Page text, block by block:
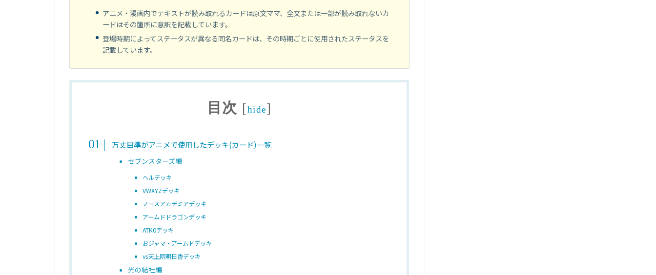
アニメ・漫画内でテキストが読み取れるカードは原文ママ、全文または一部が読み取れないカ
ードはその箇所に意訳を記載しています。
登場時期によってステータスが異なる同名カードは、その時期ごとに使用されたステータスを
記載しています。
目次 [hide]
万丈目準がアニメで使用したデッキ(カード)一覧
セブンスターズ編
ヘルデッキ
VWXYZデッキ
ノースアカデミアデッキ
アームドドラゴンデッキ
ATK0デッキ
おジャマ・アームドデッキ
vs天上院明日香デッキ
光の結社編